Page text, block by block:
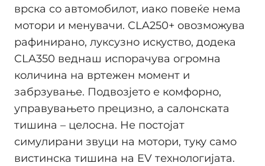
врска со автомобилот, иако повеќе нема
мотори и менувачи. CLA250+ овозможува
рафинирано, луксузно искуство, додека
CLA350 веднаш испорачува огромна
количина на вртежен момент и
забрзување. Подвозјето е комфорно,
управувањето прецизно, а салонската
тишина – целосна. Не постојат
симулирани звуци на мотори, туку само
вистинска тишина на EV технологијата.